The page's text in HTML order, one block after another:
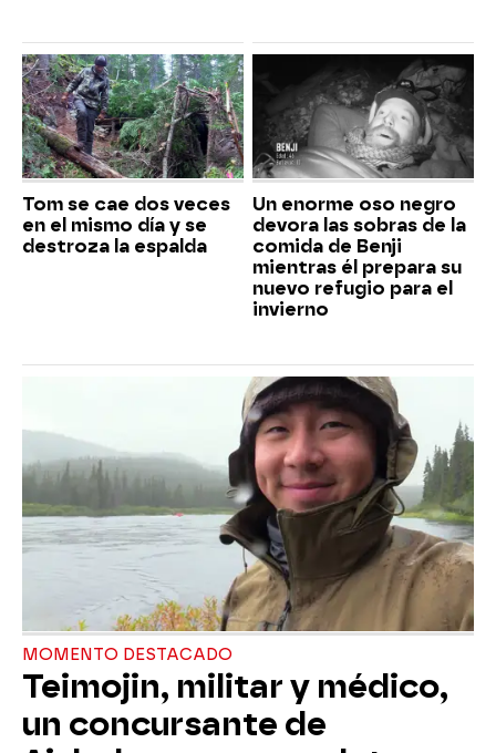
Tom se cae dos veces
en el mismo día y se
destroza la espalda
Un enorme oso negro
devora las sobras de la
comida de Benji
mientras él prepara su
nuevo refugio para el
invierno
MOMENTO DESTACADO
Teimojin, militar y médico,
un concursante de